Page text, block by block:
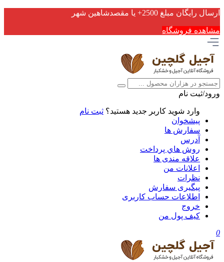
ارسال رایگان مبلغ 2500+ یا مقصدشاهین شهر
مشاهده فروشگاه
ورود/ثبت نام
وارد شوید کاربر جدید هستید؟ ثبت نام
پیشخوان
سفارش ها
آدرس
روش هاي پرداخت
علاقه مندی ها
اعلانات من
نظرات
پیگیری سفارش
اطلاعات حساب كاربری
خروج
کیف پول من
0